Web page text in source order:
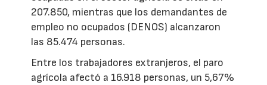
207.850, mientras que los demandantes de
empleo no ocupados (DENOS) alcanzaron
las 85.474 personas.
Entre los trabajadores extranjeros, el paro
agrícola afectó a 16.918 personas, un 5,67%